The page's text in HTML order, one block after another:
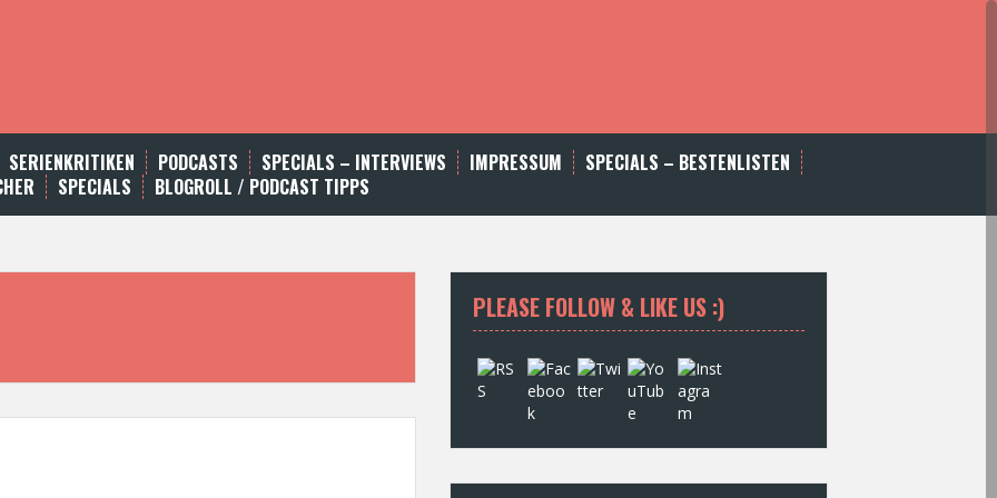
SERIENKRITIKEN PODCASTS SPECIALS – INTERVIEWS IMPRESSUM
SPECIALS – BESTENLISTEN
SPECIALS BLOGROLL / PODCAST TIPPS
PLEASE FOLLOW & LIKE US :)